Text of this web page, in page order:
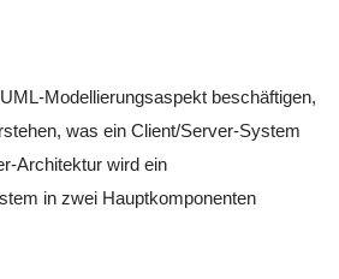
Modellierungsaspekt beschäftigen,
was ein Client/Server-System
Architektur wird ein
in zwei Hauptkomponenten